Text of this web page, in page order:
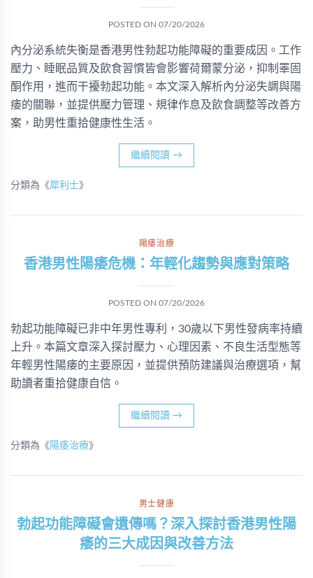
POSTED ON 07/20/2026
內分泌系統失衡是香港男性勃起功能障礙的重要成因。工作
壓力、睡眠品質及飲食習慣皆會影響荷爾蒙分泌，抑制睪固
酮作用，進而干擾勃起功能。本文深入解析內分泌失調與陽
痿的關聯，並提供壓力管理、規律作息及飲食調整等改善方
案，助男性重拾健康性生活。
繼續閱讀 →
分類為《犀利士》
陽痿治療
香港男性陽痿危機：年輕化趨勢與應對策略
POSTED ON 07/20/2026
勃起功能障礙已非中年男性專利，30歲以下男性發病率持續
上升。本篇文章深入探討壓力、心理因素、不良生活型態等
年輕男性陽痿的主要原因，並提供預防建議與治療選項，幫
助讀者重拾健康自信。
繼續閱讀 →
分類為《 陽痿治療》
男士健康
勃起功能障礙會遺傳嗎？深入探討香港男性陽
痿的三大成因與改善方法